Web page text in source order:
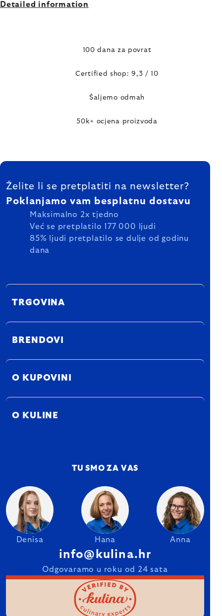
Detailed information
100 dana za povrat
Certified shop: 9,3 / 10
Šaljemo odmah
50k+ ocjena proizvoda
FOOTER
Želite li se pretplatiti na newsletter?
Poklanjamo vam besplatnu dostavu
Maksimalno 2x tjedno
Već se pretplatilo 177 000 ljudi
85% ljudi pretplatilo se dulje od godinu
dana
TRGOVINA
BRENDOVI
O KUPOVINI
O KULINE
TU SMO ZA VAS
Denisa Hana Anna
info@kulina.hr
Odgovaramo u roku od 24 sata